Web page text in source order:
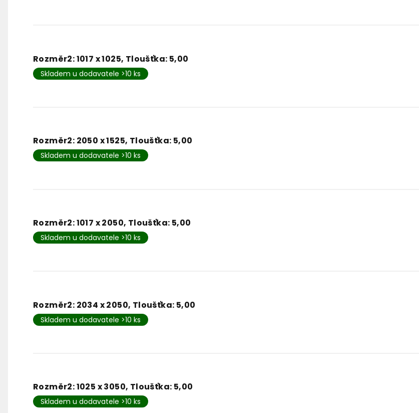
Rozměr2: 1017 x 1025, Tloušťka: 5,00
Skladem u dodavatele >10 ks
Rozměr2: 2050 x 1525, Tloušťka: 5,00
Skladem u dodavatele >10 ks
Rozměr2: 1017 x 2050, Tloušťka: 5,00
Skladem u dodavatele >10 ks
Rozměr2: 2034 x 2050, Tloušťka: 5,00
Skladem u dodavatele >10 ks
Rozměr2: 1025 x 3050, Tloušťka: 5,00
Skladem u dodavatele >10 ks